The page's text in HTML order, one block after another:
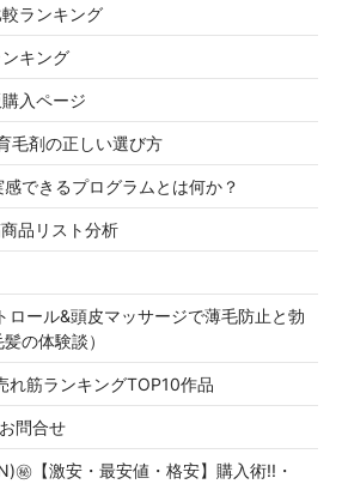
ランキング
キング
入ページ
毛剤の正しい選び方
感できるプログラムとは何か？
品リスト分析
ロール&頭皮マッサージで薄毛防止と勃
の体験談）
れ筋ランキングTOP10作品
問合せ
㊙【激安・最安値・格安】購入術!!・